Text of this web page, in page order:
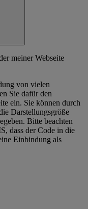
meiner Webseite
von vielen
Sie dafür den
ein. Sie können durch
Darstellungsgröße
Bitte beachten
dass der Code in die
Einbindung als